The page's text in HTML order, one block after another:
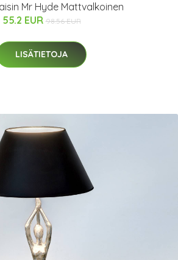
Mr Hyde Mattvalkoinen
55.2 EUR 98.56 EUR
LISÄTIETOJA